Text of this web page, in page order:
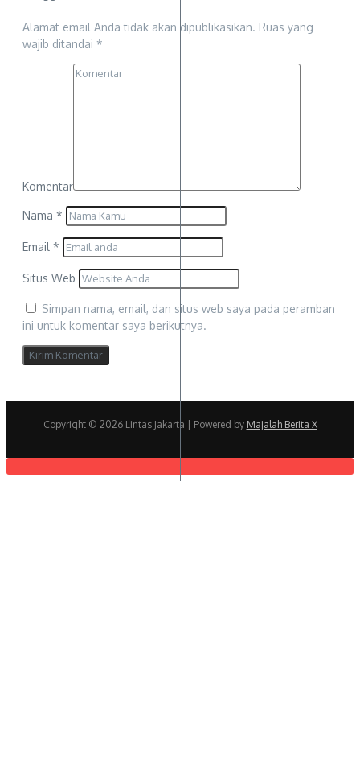
Alamat email Anda tidak akan dipublikasikan. Ruas yang
wajib ditandai *
Komentar
Nama *
Email *
Situs Web
Simpan nama, email, dan situs web saya pada peramban
ini untuk komentar saya berikutnya.
Copyright © 2026 Lintas Jakarta | Powered by Majalah Berita X